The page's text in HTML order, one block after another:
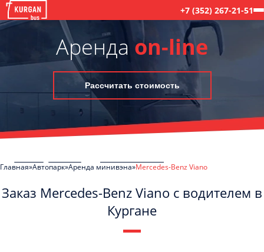
+7 (352) 267-21-51
Аренда on-line
Рассчитать стоимость
Главная Автопарк Аренда минивэна Mercedes-Benz Viano
Заказ Mercedes-Benz Viano с водителем в
Кургане
Политикой конфиденциальности
ознакомлен(а), даю согласие на